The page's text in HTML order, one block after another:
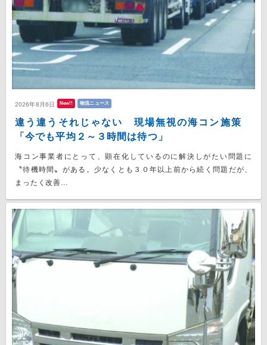
2026年8月6日 New!! 物流ニュース
違う違うそれじゃない 現場無視の海コン施策
「今でも平均２～３時間は待つ」
海コン事業者にとって、顕在化しているのに解決しがたい問題に
〝待機時間〟がある。少なくとも３０年以上前から続く問題だが、
まったく改善...